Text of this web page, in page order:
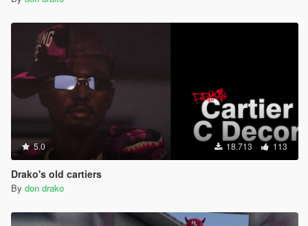
5.0 18.713 113
Drako's old cartiers
By don drako